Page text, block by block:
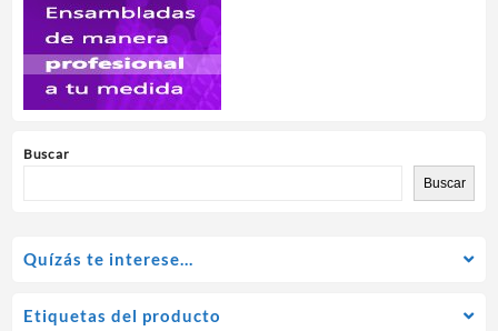
Buscar
Buscar
Quízás te interese…
Etiquetas del producto